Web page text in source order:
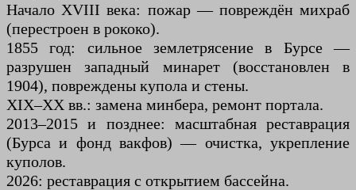
Начало XVIII века: пожар — повреждён михраб
(перестроен в рококо).
1855 год: сильное землетрясение в Бурсе —
разрушен западный минарет (восстановлен в
1904), повреждены купола и стены.
XIX–XX вв.: замена минбера, ремонт портала.
2013–2015 и позднее: масштабная реставрация
(Бурса и фонд вакфов) — очистка, укрепление
куполов.
2026: реставрация с открытием бассейна.